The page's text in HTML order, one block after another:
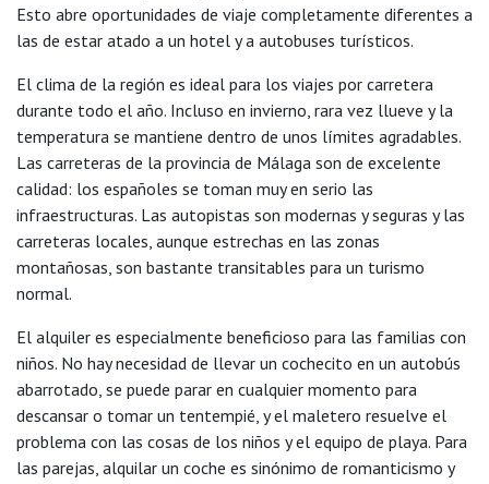
Esto abre oportunidades de viaje completamente diferentes a
las de estar atado a un hotel y a autobuses turísticos.
El clima de la región es ideal para los viajes por carretera
durante todo el año. Incluso en invierno, rara vez llueve y la
temperatura se mantiene dentro de unos límites agradables.
Las carreteras de la provincia de Málaga son de excelente
calidad: los españoles se toman muy en serio las
infraestructuras. Las autopistas son modernas y seguras y las
carreteras locales, aunque estrechas en las zonas
montañosas, son bastante transitables para un turismo
normal.
El alquiler es especialmente beneficioso para las familias con
niños. No hay necesidad de llevar un cochecito en un autobús
abarrotado, se puede parar en cualquier momento para
descansar o tomar un tentempié, y el maletero resuelve el
problema con las cosas de los niños y el equipo de playa. Para
las parejas, alquilar un coche es sinónimo de romanticismo y